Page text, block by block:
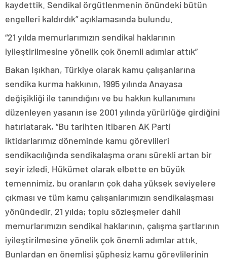
kaydettik. Sendikal örgütlenmenin önündeki bütün
engelleri kaldırdık” açıklamasında bulundu.
“21 yılda memurlarımızın sendikal haklarının
iyileştirilmesine yönelik çok önemli adımlar attık”
Bakan Işıkhan, Türkiye olarak kamu çalışanlarına
sendika kurma hakkının, 1995 yılında Anayasa
değişikliği ile tanındığını ve bu hakkın kullanımını
düzenleyen yasanın ise 2001 yılında yürürlüğe girdiğini
hatırlatarak, “Bu tarihten itibaren AK Parti
iktidarlarımız döneminde kamu görevlileri
sendikacılığında sendikalaşma oranı sürekli artan bir
seyir izledi. Hükümet olarak elbette en büyük
temennimiz, bu oranların çok daha yüksek seviyelere
çıkması ve tüm kamu çalışanlarımızın sendikalaşması
yönündedir. 21 yılda; toplu sözleşmeler dahil
memurlarımızın sendikal haklarının, çalışma şartlarının
iyileştirilmesine yönelik çok önemli adımlar attık.
Bunlardan en önemlisi şüphesiz kamu görevlilerinin